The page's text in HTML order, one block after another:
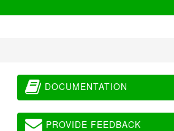
DOCUMENTATION
PROVIDE FEEDBACK